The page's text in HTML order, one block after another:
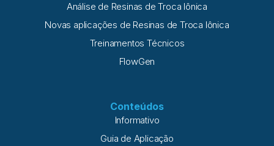
Análise de Resinas de Troca Iônica
Novas aplicações de Resinas de Troca Iônica
Treinamentos Técnicos
FlowGen
Conteúdos
Informativo
Guia de Aplicação